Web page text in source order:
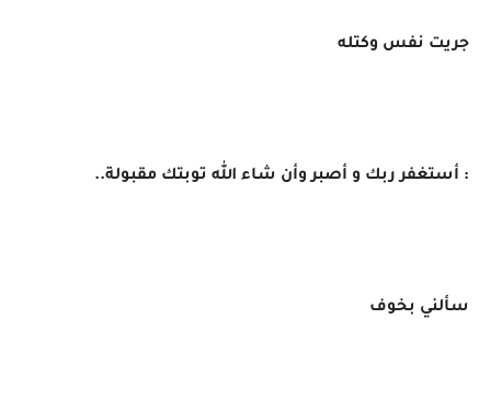
​جريت نفس وكتله
​: أستغفر ربك و أصبر وأن شاء الله توبتك مقبولة..
سألني بخوف